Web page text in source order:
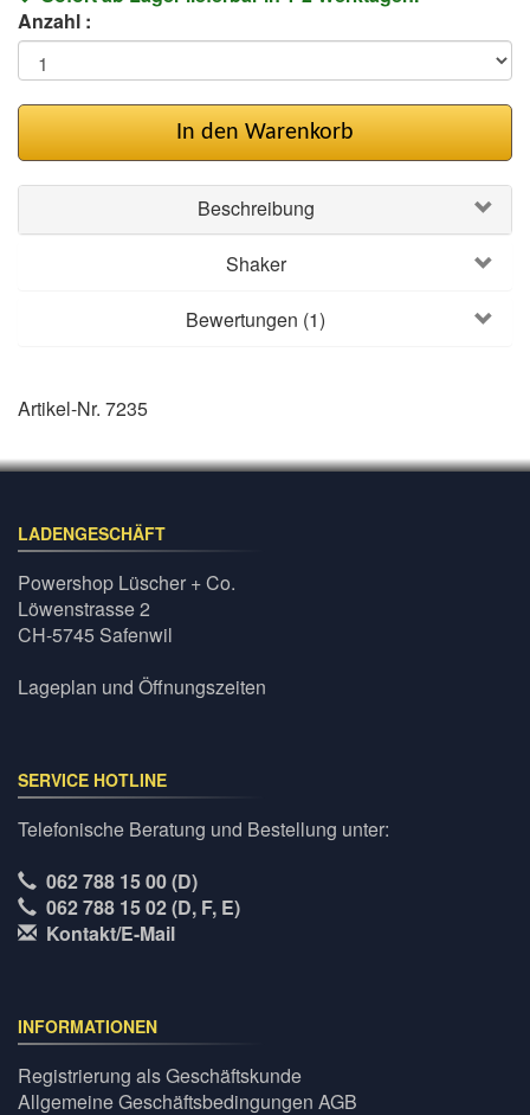
Anzahl :
In den Warenkorb
Beschreibung
Shaker
Bewertungen (1)
Artikel-Nr. 7235
LADENGESCHÄFT
Powershop Lüscher + Co.
Löwenstrasse 2
CH-5745 Safenwil
Lageplan und Öffnungszeiten
SERVICE HOTLINE
Telefonische Beratung und Bestellung unter:
062 788 15 00 (D)
062 788 15 02 (D, F, E)
Kontakt/E-Mail
INFORMATIONEN
Registrierung als Geschäftskunde
Allgemeine Geschäftsbedingungen AGB